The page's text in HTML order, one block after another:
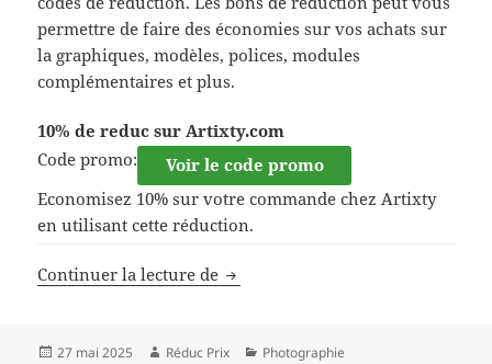
permettre de faire des économies sur vos achats sur
la graphiques, modèles, polices, modules
complémentaires et plus.
10% de reduc sur Artixty.com
Code promo:
Voir le code promo
Economisez 10% sur votre commande chez Artixty
en utilisant cette réduction.
Continuer la lecture de Code promo Artixty
Publié
27 mai 2025 Auteur
Réduc Prix Catégories
Photographie